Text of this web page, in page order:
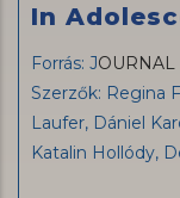
In
Forrás: JOURNAL
Szerzők: Regina
Laufer, Dániel
Katalin Hollódy,